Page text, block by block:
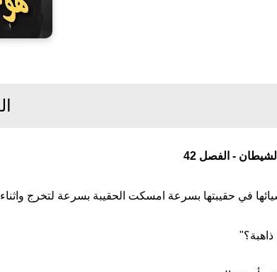
- الفصل 42
في حقيبتها بسرعة امسكت الحقيبة بسرعة لتخرج
ذاهبة؟"